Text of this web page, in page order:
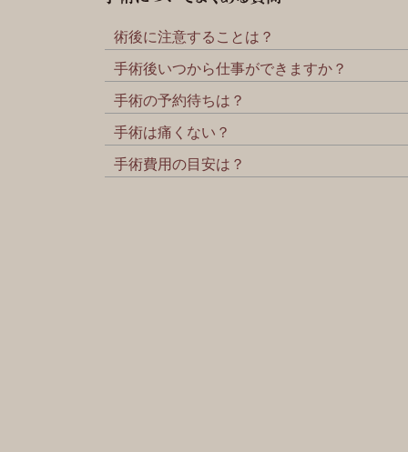
術後に注意することは？
手術後いつから仕事ができますか？
手術の予約待ちは？
手術は痛くない？
手術費用の目安は？